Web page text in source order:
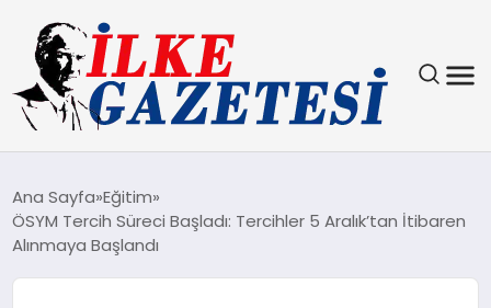
TEKNOLOJI
Ana Sayfa Eğitim
ÖSYM Tercih Süreci Başladı: Tercihler 5 Aralık’tan İtibaren
Alınmaya Başlandı